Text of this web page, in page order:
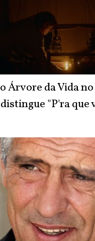
Árvore da Vida
distingue "P'ra que